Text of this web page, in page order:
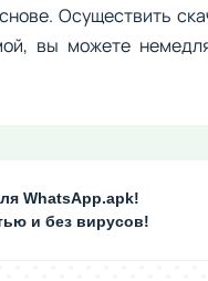
Осуществить
вы можете
WhatsApp.apk!
и без вирусов!